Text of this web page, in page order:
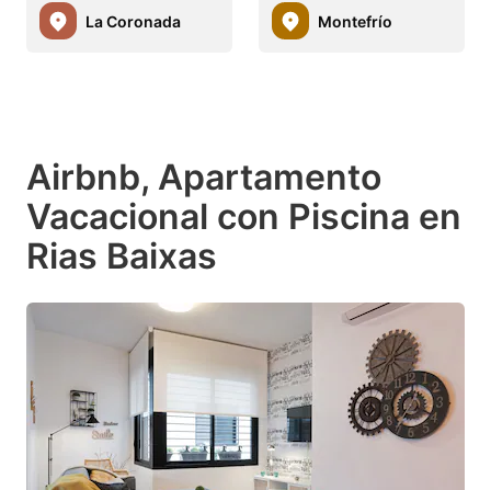
La Coronada Montefrío
Airbnb, Apartamento
Vacacional con Piscina en
Rias Baixas